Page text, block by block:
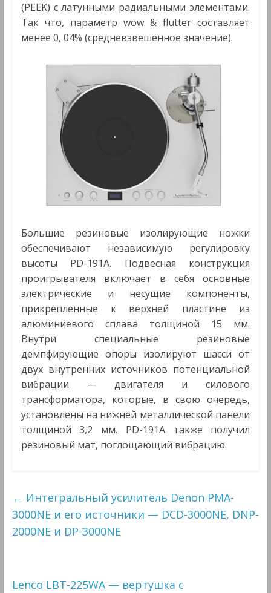
(PEEK) с латунными радиальными элементами.
Так что, параметр wow & flutter составляет
менее 0, 04% (средневзвешенное значение).
Большие резиновые изолирующие ножки
обеспечивают независимую регулировку
высоты PD-191A. Подвесная конструкция
проигрывателя включает в себя основные
электрические и несущие компоненты,
прикрепленные к верхней пластине из
алюминиевого сплава толщиной 15 мм.
Внутри специальные резиновые
демпфирующие опоры изолируют шасси от
двух внутренних источников потенциальной
вибрации — двигателя и силового
трансформатора, которые, в свою очередь,
установлены на нижней металлической панели
толщиной 3,2 мм. PD-191A также получил
резиновый мат, поглощающий вибрацию.
← Интегральный усилитель Denon PMA-
3000NE и его источники — DCD-3000NE, DNP-
2000NE и DP-3000NE
Lenco LBT-225WA — вертушка с